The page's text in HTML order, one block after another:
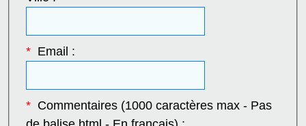
*Email :
*Commentaires (1000 caractères max - Pas